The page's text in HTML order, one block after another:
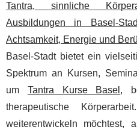
Tantra, sinnliche
Ausbildungen in Basel-
Achtsamkeit, Energie und
Basel-Stadt bietet ein
Spektrum an Kursen,
um Tantra Kurse Basel ,
therapeutische
weiterentwickeln möchtest,